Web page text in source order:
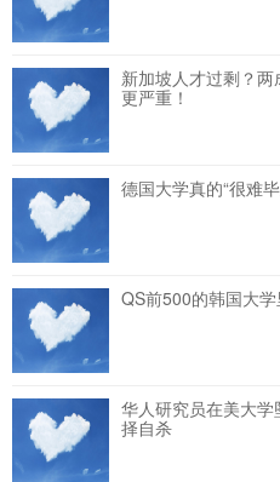
新加坡人才过剩？
更严重！
德国大学真的“很难
QS前500的韩国大
华人研究员在美大学
择自杀